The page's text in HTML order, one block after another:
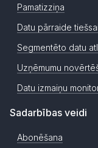
Pamatizziņa
Datu pārraide
Segmentēto datu
Uzņēmumu
Datu izmaiņu
Sadarbības veidi
Abonēšana